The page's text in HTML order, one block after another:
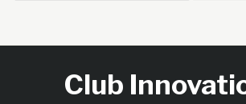
Club